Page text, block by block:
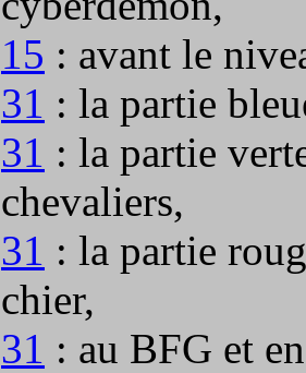
15 : avant le
31 : la partie
31 : la partie
chevaliers,
31 : la partie
chier,
31 : au BFG et